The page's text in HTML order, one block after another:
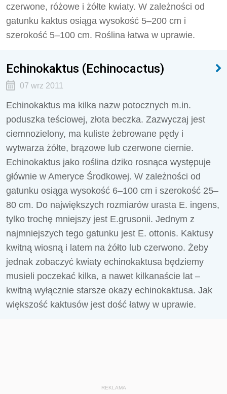
czerwone, różowe i żółte kwiaty. W zależności od
gatunku kaktus osiąga wysokość 5–200 cm i
szerokość 5–100 cm. Roślina łatwa w uprawie.
Echinokaktus (Echinocactus)
07 wrz 2011
Echinokaktus ma kilka nazw potocznych m.in.
poduszka teściowej, złota beczka. Zazwyczaj jest
ciemnozielony, ma kuliste żebrowane pędy i
wytwarza żółte, brązowe lub czerwone ciernie.
Echinokaktus jako roślina dziko rosnąca występuje
głównie w Ameryce Środkowej. W zależności od
gatunku osiąga wysokość 6–100 cm i szerokość 25–
80 cm. Do największych rozmiarów urasta E. ingens,
tylko trochę mniejszy jest E.grusonii. Jednym z
najmniejszych tego gatunku jest E. ottonis. Kaktusy
kwitną wiosną i latem na żółto lub czerwono. Żeby
jednak zobaczyć kwiaty echinokaktusa będziemy
musieli poczekać kilka, a nawet kilkanaście lat –
kwitną wyłącznie starsze okazy echinokaktusa. Jak
większość kaktusów jest dość łatwy w uprawie.
REKLAMA